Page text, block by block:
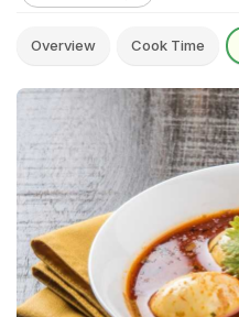
Overview Cook Time